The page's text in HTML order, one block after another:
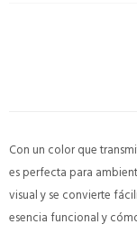
Con un color que
es perfecta para
visual y se convierte
esencia funcional y